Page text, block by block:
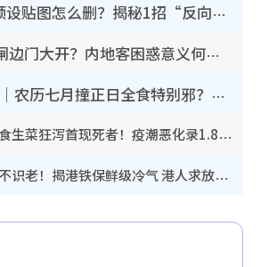
WhatsApp预设贴图怎么删？揭秘1招“反向操作”还原简洁界面 附3步实测教程
香港山边铁闸边门大开？内地客困惑意义何在！网友神回复：这种叫法理性防御
鬼门开2026｜农历七月撞正日全食特别邪？专家警告切忌做一事！揭4大禁忌+2招保平安
夺命寄生虫｜食生菜狂泻首现死者！疫潮恶化录1.8万宗病例 揭洗菜3大谬误
内地客夸港人不识老！揭港铁保鲜级冷气 港人求放过：别投诉